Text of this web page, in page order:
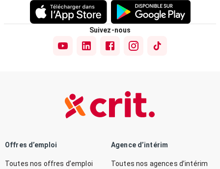
Suivez-nous
Offres d’emploi
Toutes nos offres d’emploi
Agence d’intérim
Toutes nos agences d’intérim